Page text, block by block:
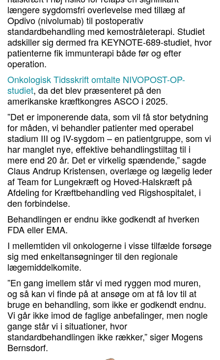
længere sygdomsfri overlevelse med tillæg af
Opdivo (nivolumab) til postoperativ
standardbehandling med kemostråleterapi. Studiet
adskiller sig dermed fra KEYNOTE-689-studiet, hvor
patienterne fik immunterapi både før og efter
operation.
Onkologisk Tidsskrift omtalte NIVOPOST-OP-
studiet, da det blev præsenteret på den
amerikanske kræftkongres ASCO i 2025.
”Det er imponerende data, som vil få stor betydning
for måden, vi behandler patienter med operabel
stadium III og IV-sygdom – en patientgruppe, som vi
har manglet nye, effektive behandlingstiltag til i
mere end 20 år. Det er virkelig spændende,” sagde
Claus Andrup Kristensen, overlæge og lægelig leder
af Team for Lungekræft og Hoved-Halskræft på
Afdeling for Kræftbehandling ved Rigshospitalet, i
den forbindelse.
Behandlingen er endnu ikke godkendt af hverken
FDA eller EMA.
I mellemtiden vil onkologerne i visse tilfælde forsøge
sig med enkeltansøgninger til den regionale
lægemiddelkomite.
”En gang imellem står vi med ryggen mod muren,
og så kan vi finde på at ansøge om at få lov til at
bruge en behandling, som ikke er godkendt endnu.
Vi går ikke imod de faglige anbefalinger, men nogle
gange står vi i situationer, hvor
standardbehandlingen ikke rækker,” siger Mogens
Bernsdorf.